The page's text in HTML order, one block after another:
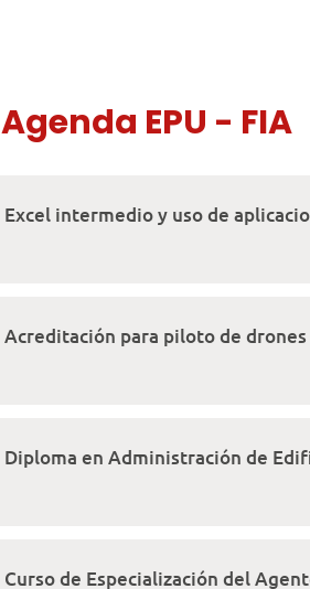
Agenda EPU - FIA
Excel intermedio y uso de
Acreditación para piloto de drones
Diploma en Administración de
Curso de Especialización del